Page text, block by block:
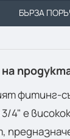
БЪРЗА
фитинг-
4" е